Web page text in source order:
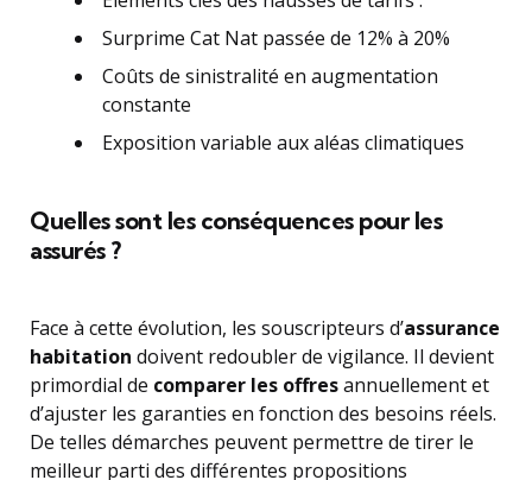
Surprime Cat Nat passée de 12% à 20%
Coûts de sinistralité en augmentation
constante
Exposition variable aux aléas climatiques
Quelles sont les conséquences pour les
assurés ?
Face à cette évolution, les souscripteurs d’assurance
habitation doivent redoubler de vigilance. Il devient
primordial de comparer les offresannuellement et
d’ajuster les garanties en fonction des besoins réels.
De telles démarches peuvent permettre de tirer le
meilleur parti des différentes propositions